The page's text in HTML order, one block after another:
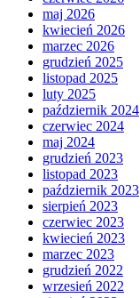
maj 2026
kwiecień 2026
marzec 2026
grudzień 2025
listopad 2025
luty 2025
październik 2024
czerwiec 2024
maj 2024
grudzień 2023
listopad 2023
październik 2023
sierpień 2023
czerwiec 2023
kwiecień 2023
marzec 2023
grudzień 2022
wrzesień 2022